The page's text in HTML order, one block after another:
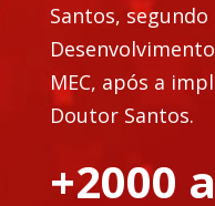
Santos, segundo
MEC, após a
Doutor Santos.
+2000